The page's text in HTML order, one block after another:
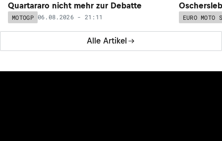
Alle Artikel
Quartararo nicht mehr zur Debatte
MOTOGP 06.08.2026 - 21:11 EURO MOTO